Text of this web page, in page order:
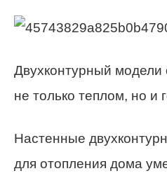
Двухконтурный модели
не только теплом, но и
Настенные
для отопления дома